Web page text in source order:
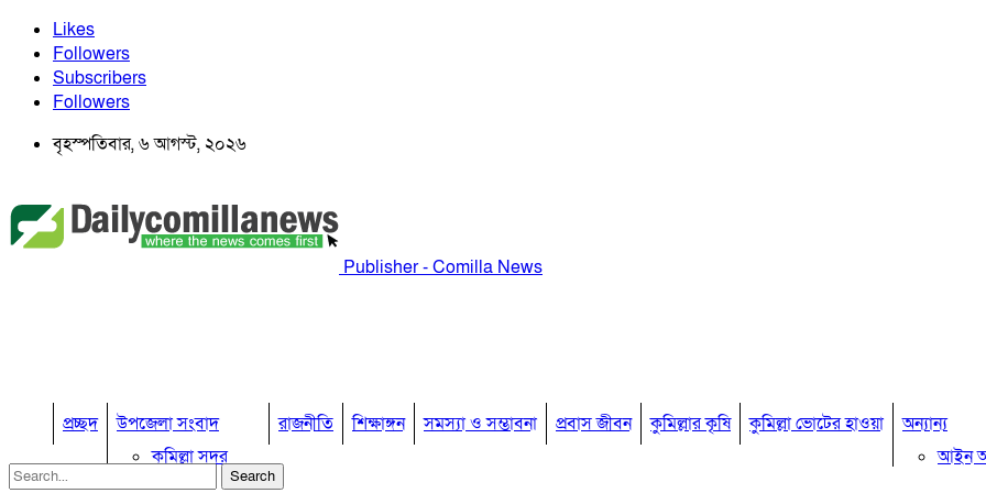
Likes
Followers
Subscribers
Followers
বৃহস্পতিবার, ৬ আগস্ট, ২০২৬
Publisher - Comilla News
প্রচ্ছদ
উপজেলা সংবাদ
কুমিল্লা সদর
কুমিল্লা সদর দক্ষিণ
রাজনীতি শিক্ষাঙ্গন সমস্যা ও সম্ভাবনা প্রবাস জীবন কুমিল্লার কৃষি কুমিল্লা ভোটের হাওয়া
অন্যান্য
আইন